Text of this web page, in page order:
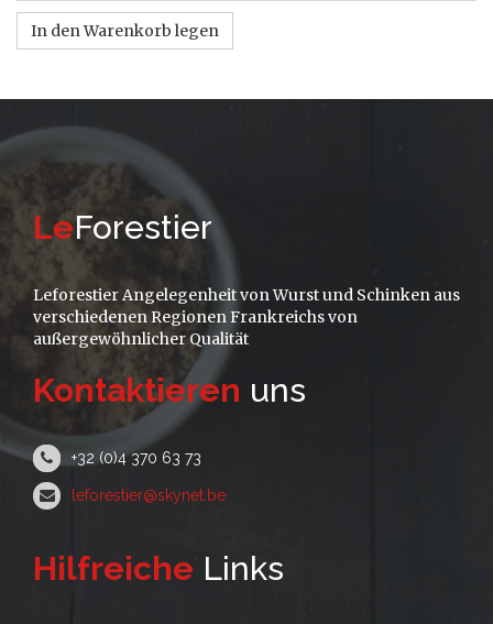
In den Warenkorb legen
LeForestier
Leforestier Angelegenheit von Wurst und Schinken aus
verschiedenen Regionen Frankreichs von
außergewöhnlicher Qualität
Kontaktieren uns
+32 (0)4 370 63 73
leforestier@skynet.be
Hilfreiche Links